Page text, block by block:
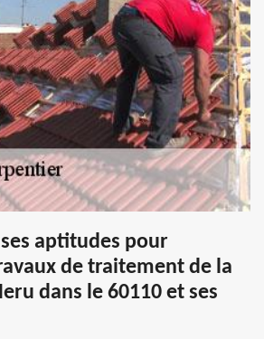
aptitudes pour
de traitement de la
dans le 60110 et ses